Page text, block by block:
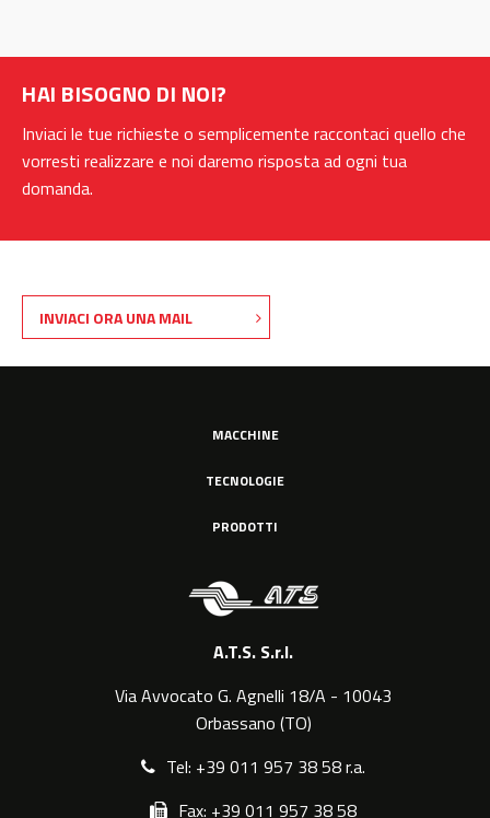
HAI BISOGNO DI NOI?
Inviaci le tue richieste o semplicemente raccontaci quello che
vorresti realizzare e noi daremo risposta ad ogni tua
domanda.
INVIACI ORA UNA MAIL
MACCHINE
TECNOLOGIE
PRODOTTI
A.T.S. S.r.l.
Via Avvocato G. Agnelli 18/A - 10043
Orbassano (TO)
Tel: +39 011 957 38 58 r.a.
Fax: +39 011 957 38 58